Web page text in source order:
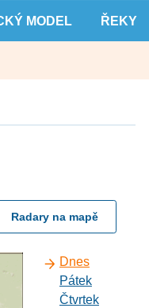
MODEL ŘEKY
Radary na mapě
Dnes
Pátek
Čtvrtek